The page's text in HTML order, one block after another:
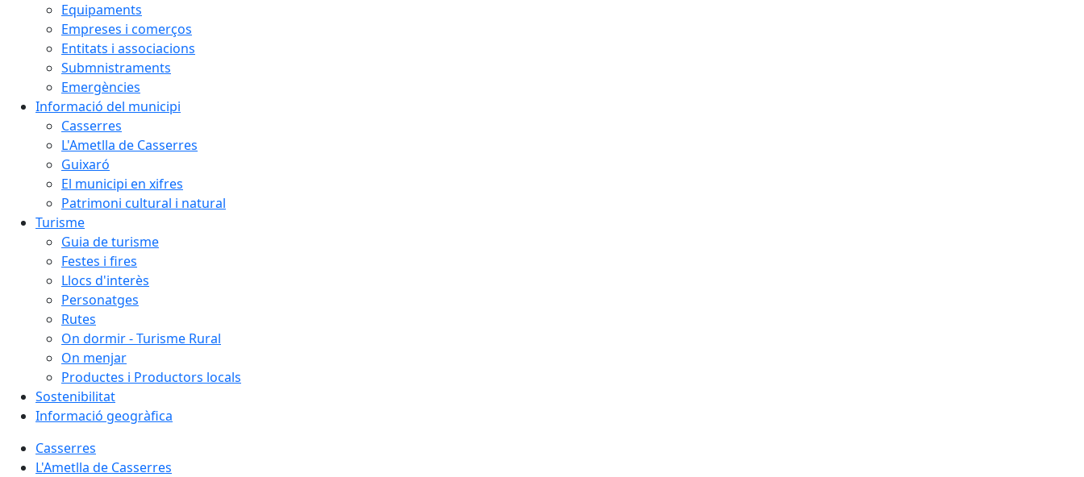
Equipaments
Empreses i comerços
Entitats i associacions
Submnistraments
Emergències
Informació del municipi
Casserres
L'Ametlla de Casserres
Guixaró
El municipi en xifres
Patrimoni cultural i natural
Turisme
Guia de turisme
Festes i fires
Llocs d'interès
Personatges
Rutes
On dormir - Turisme Rural
On menjar
Productes i Productors locals
Sostenibilitat
Informació geogràfica
Casserres
L'Ametlla de Casserres